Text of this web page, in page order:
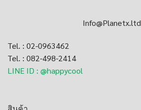
Info@Planetx.ltd
Tel. : 02-0963462
Tel. : 082-498-2414
LINE ID : @happycool